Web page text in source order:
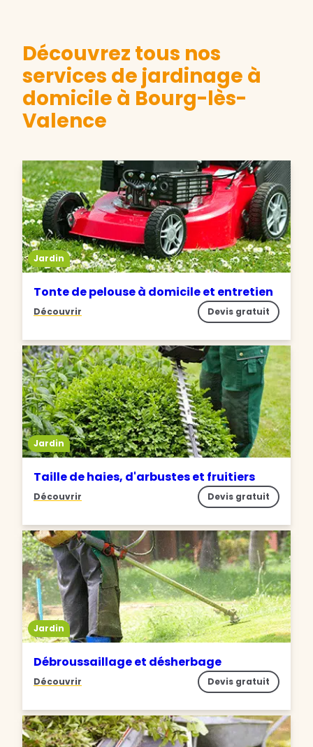
Découvrez tous nos
services de jardinage à
domicile à Bourg-lès-
Valence
Jardin
Tonte de pelouse à domicile et entretien
Découvrir Devis gratuit
Jardin
Taille de haies, d'arbustes et fruitiers
Découvrir Devis gratuit
Jardin
Débroussaillage et désherbage
Découvrir Devis gratuit